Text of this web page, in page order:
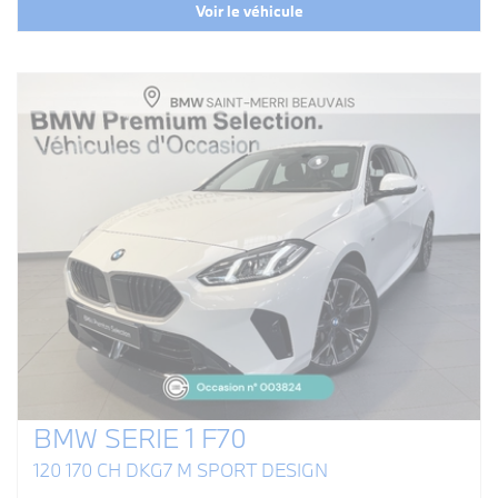
Voir le véhicule
BMW SERIE 1 F70
120 170 CH DKG7 M SPORT DESIGN